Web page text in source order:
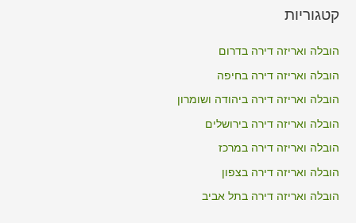
r
o
r
:
קטגוריות
הובלה ואריזה דירה בדרום
הובלה ואריזה דירה בחיפה
הובלה ואריזה דירה ביהודה ושומרון
הובלה ואריזה דירה בירושלים
הובלה ואריזה דירה במרכז
הובלה ואריזה דירה בצפון
הובלה ואריזה דירה בתל אביב